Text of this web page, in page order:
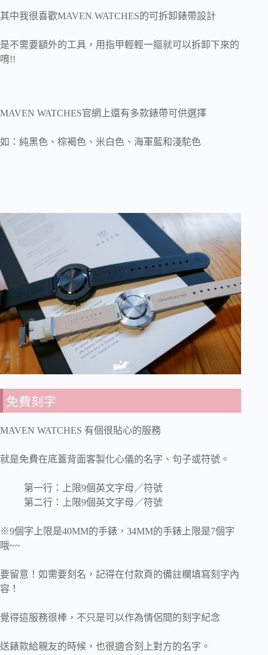
其中我很喜歡MAVEN WATCHES的可拆卸錶帶設計
是不需要額外的工具，用指甲輕輕一摳就可以拆卸下來的
唷!!
MAVEN WATCHES官網上還有多款錶帶可供選擇
如：純黑色、棕褐色、米白色、海軍藍和淺駝色
免費刻字
MAVEN WATCHES 有個很貼心的服務
就是免費在底蓋背面客製化心儀的名字、句子或符號。
第一行：上限9個英文字母／符號
第二行：上限9個英文字母／符號
※9個字上限是40MM的手錶，34MM的手錶上限是7個字
哦~~
要留意！如需要刻名，記得在付款頁的備註欄填寫刻字內
容！
覺得這服務很棒，不只是可以作為情侶間的刻字紀念
送錶款給親友的時候，也很適合刻上對方的名字。